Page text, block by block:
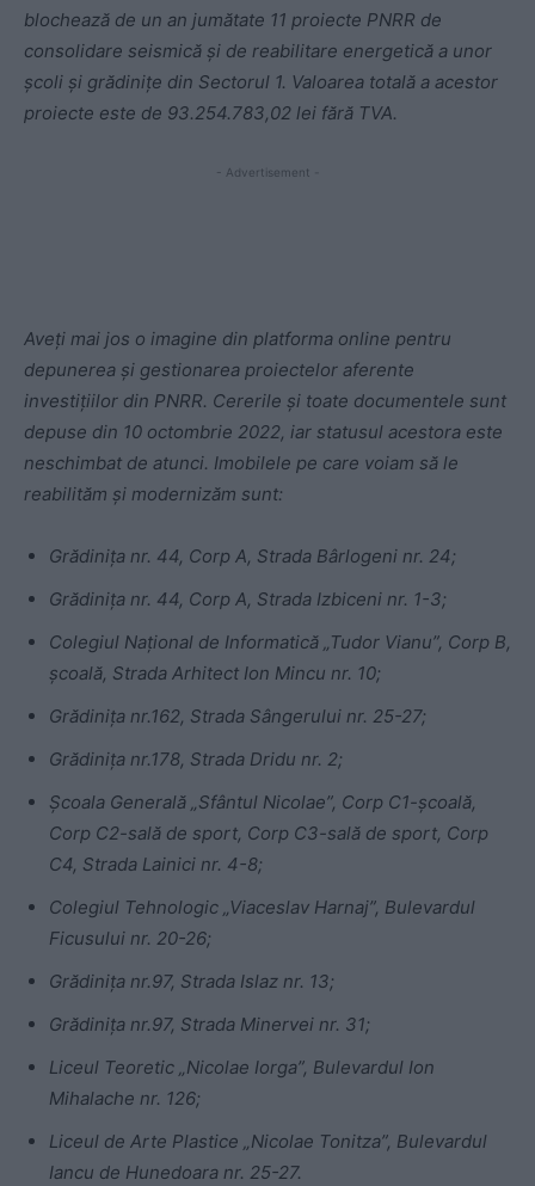
blochează de un an jumătate 11 proiecte PNRR de
consolidare seismică și de reabilitare energetică a unor
școli și grădinițe din Sectorul 1. Valoarea totală a acestor
proiecte este de 93.254.783,02 lei fără TVA.
- Advertisement -
Aveți mai jos o imagine din platforma online pentru
depunerea și gestionarea proiectelor aferente
investițiilor din PNRR. Cererile și toate documentele sunt
depuse din 10 octombrie 2022, iar statusul acestora este
neschimbat de atunci. Imobilele pe care voiam să le
reabilităm și modernizăm sunt:
Grădinița nr. 44, Corp A, Strada Bârlogeni nr. 24;
Grădinița nr. 44, Corp A, Strada Izbiceni nr. 1-3;
Colegiul Național de Informatică „Tudor Vianu”, Corp B,
școală, Strada Arhitect Ion Mincu nr. 10;
Grădinița nr.162, Strada Sângerului nr. 25-27;
Grădinița nr.178, Strada Dridu nr. 2;
Școala Generală „Sfântul Nicolae”, Corp C1-școală,
Corp C2-sală de sport, Corp C3-sală de sport, Corp
C4, Strada Lainici nr. 4-8;
Colegiul Tehnologic „Viaceslav Harnaj”, Bulevardul
Ficusului nr. 20-26;
Grădinița nr.97, Strada Islaz nr. 13;
Grădinița nr.97, Strada Minervei nr. 31;
Liceul Teoretic „Nicolae Iorga”, Bulevardul Ion
Mihalache nr. 126;
Liceul de Arte Plastice „Nicolae Tonitza”, Bulevardul
Iancu de Hunedoara nr. 25-27.